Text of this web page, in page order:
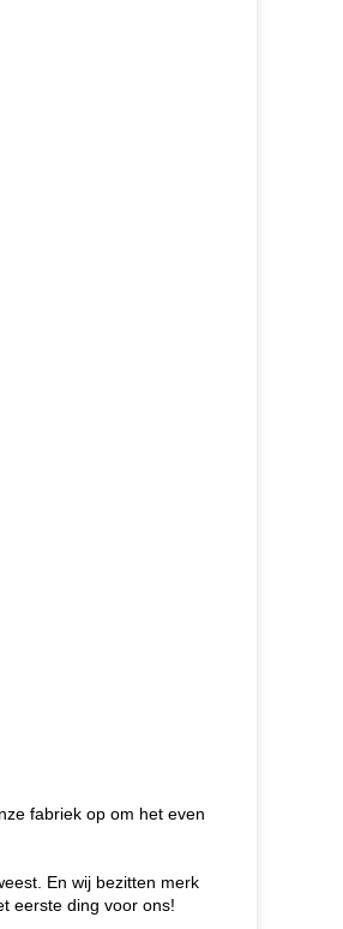
fabriek op om het even
En wij bezitten merk
eerste ding voor ons!